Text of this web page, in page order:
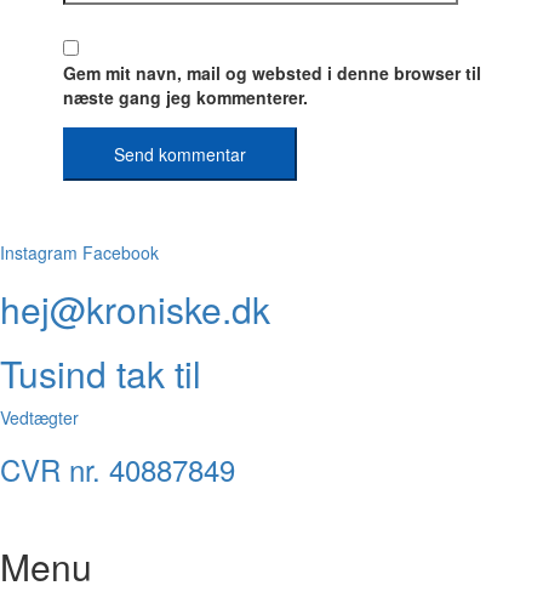
Gem mit navn, mail og websted i denne browser til
næste gang jeg kommenterer.
Instagram Facebook
hej@kroniske.dk
Tusind tak til
Vedtægter
CVR nr. 40887849
Menu